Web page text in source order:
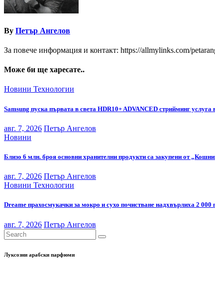
By Петър Ангелов
За повече информация и контакт: https://allmylinks.com/
Може би ще харесате..
Новини Технологии
Samsung пуска първата в света HDR10+ ADVANCED стрийминг услуга
авг. 7, 2026 Петър Ангелов
Новини
Близо 6 млн. броя основни хранителни продукти са закупени от
авг. 7, 2026 Петър Ангелов
Новини Технологии
Dreame прахосмукачки за мокро и сухо почистване надхвърлиха 2 000
авг. 7, 2026 Петър Ангелов
Луксозни арабски парфюми